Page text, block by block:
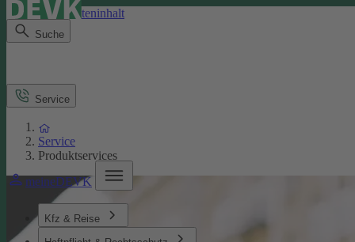
Direkt zum Seiteninhalt
Suche
meineDEVK
Kfz & Reise
Service
Service
Produktservices